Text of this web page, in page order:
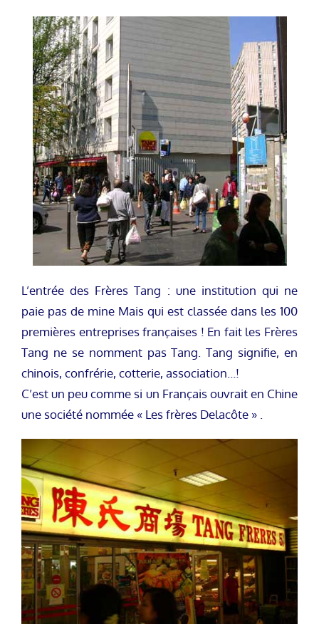
L’entrée des Frères Tang : une institution qui ne
paie pas de mine Mais qui est classée dans les 100
premières entreprises françaises ! En fait les Frères
Tang ne se nomment pas Tang. Tang signifie, en
chinois, confrérie, cotterie, association…!
C’est un peu comme si un Français ouvrait en Chine
une société nommée « Les frères Delacôte » .